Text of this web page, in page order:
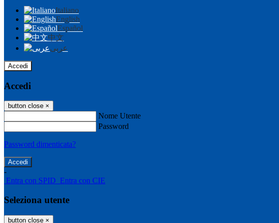
Italiano
English
Español
中文
عربى
Accedi
Accedi
button close ×
Nome Utente
Password
Password dimenticata?
-
Entra con SPID Entra con CIE
Seleziona utente
button close ×